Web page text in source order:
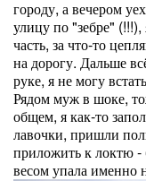
городу, а вечером
улицу по "зебре"
часть, за что-то
на дорогу. Дальше
руке, я не могу
Рядом муж в шоке,
общем, я как-то
лавочки, пришли
приложить к локтю -
весом упала именно